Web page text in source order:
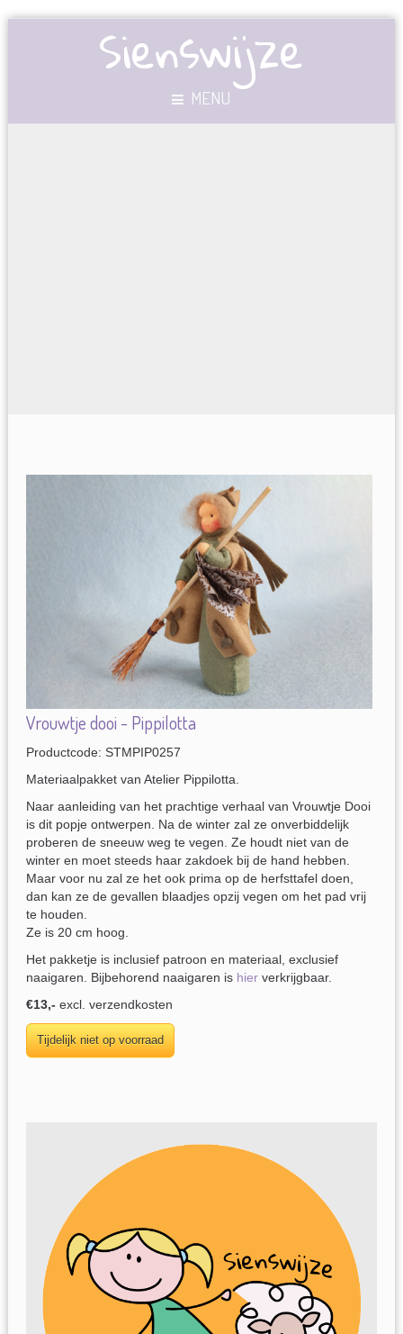
Sienswijze
MENU
Vrouwtje dooi - Pippilotta
Productcode: STMPIP0257
Materiaalpakket van Atelier Pippilotta.
Naar aanleiding van het prachtige verhaal van Vrouwtje Dooi
is dit popje ontwerpen. Na de winter zal ze onverbiddelijk
proberen de sneeuw weg te vegen. Ze houdt niet van de
winter en moet steeds haar zakdoek bij de hand hebben.
Maar voor nu zal ze het ook prima op de herfsttafel doen,
dan kan ze de gevallen blaadjes opzij vegen om het pad vrij
te houden.
Ze is 20 cm hoog.
Het pakketje is inclusief patroon en materiaal, exclusief
naaigaren. Bijbehorend naaigaren is hierverkrijgbaar.
€13,- excl. verzendkosten